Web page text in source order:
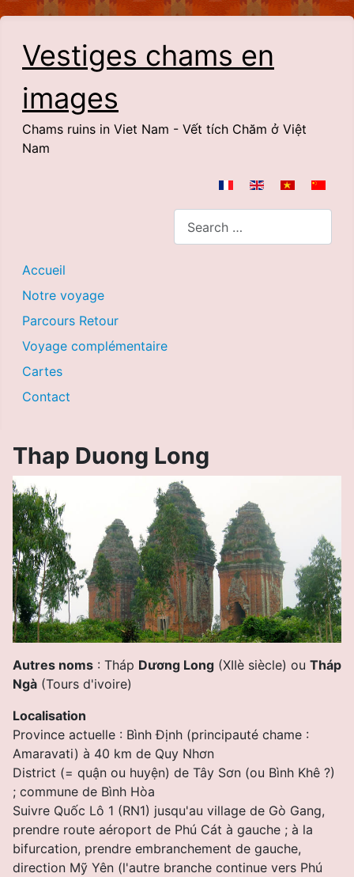
Vestiges chams en
images
Chams ruins in Viet Nam - Vết tích Chăm ở Việt
Nam
Accueil
Notre voyage
Parcours Retour
Voyage complémentaire
Cartes
Contact
Thap Duong Long
Autres noms : Tháp Dương Long (XIIè siècle) ou Tháp
Ngà (Tours d'ivoire)
Localisation
Province actuelle : Bình Ðịnh (principauté chame :
Amaravati) à 40 km de Quy Nhơn
District (= quận ou huyện) de Tây Sơn (ou Bình Khê ?)
; commune de Bình Hòa
Suivre Quốc Lô 1 (RN1) jusqu'au village de Gò Gang,
prendre route aéroport de Phú Cát à gauche ; à la
bifurcation, prendre embranchement de gauche,
direction Mỹ Yên (l'autre branche continue vers Phú